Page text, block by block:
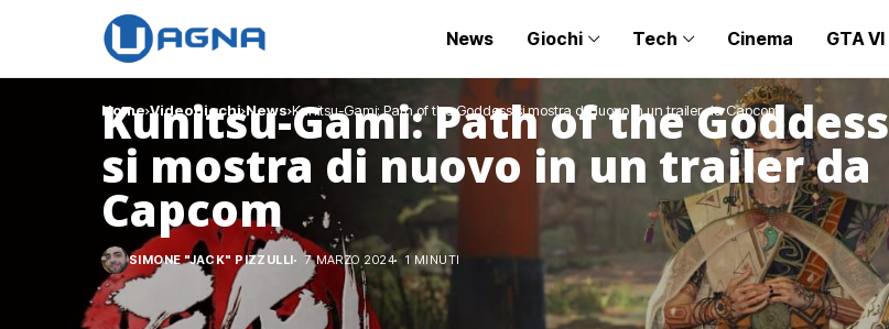
News Giochi Tech Cinema GTA VI
Home Videogiochi News Kunitsu-Gami: Path of the Goddess si mostra di nuovo in un trailer da Capcom
Kunitsu-Gami: Path of the Goddess
si mostra di nuovo in un trailer da
Capcom
SIMONE "JACK" PIZZULLI 7 MARZO 2024 1 MINUTI